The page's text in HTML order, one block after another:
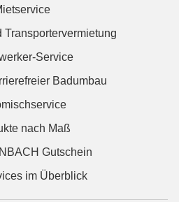
Transportervermietung
Service
Badumbau
nach Maß
Gutschein
im Überblick